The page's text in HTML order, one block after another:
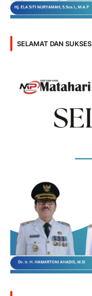
SELAMAT DAN SUKSES